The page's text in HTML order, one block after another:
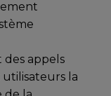
appels
la